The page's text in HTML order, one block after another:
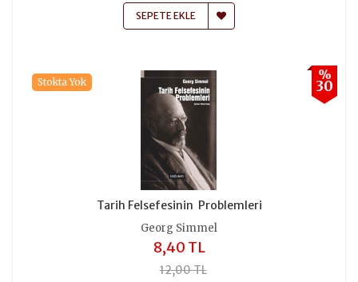
SEPETE EKLE
%
30
Stokta Yok
Tarih Felsefesinin Problemleri
Georg Simmel
8,40 TL
12,00 TL